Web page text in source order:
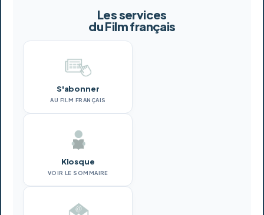
Les services
du Film français
S'abonner
AU FILM FRANÇAIS
Kiosque
VOIR LE SOMMAIRE